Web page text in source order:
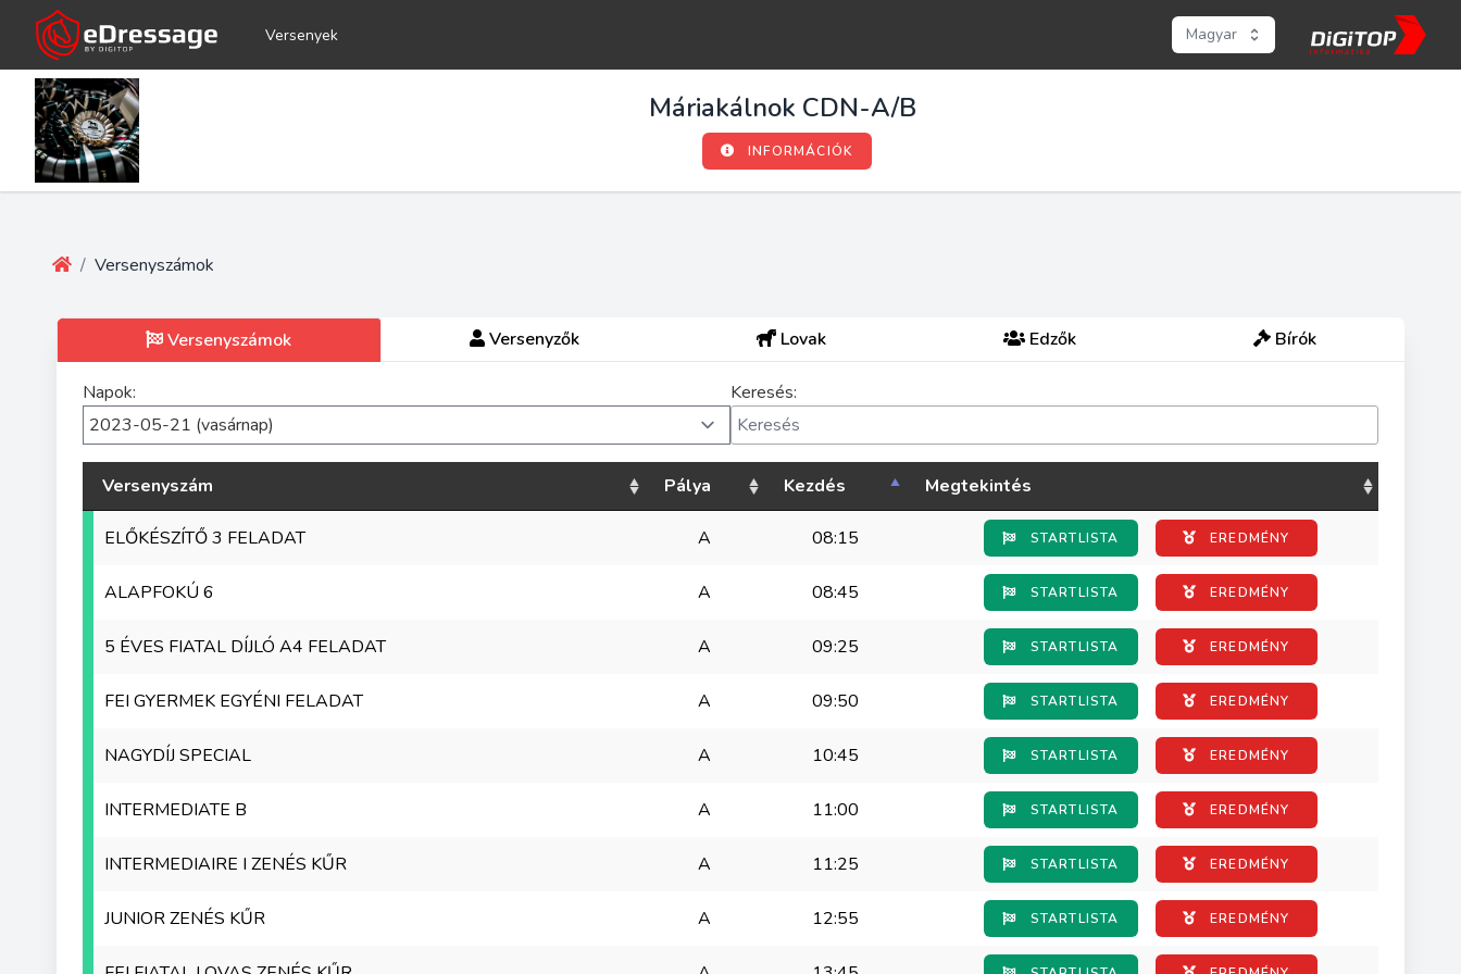
Versenyek Magyar
Máriakálnok CDN-A/B
INFORMÁCIÓK
/ Versenyszámok
Versenyszámok Versenyzők Lovak Edzők Bírók
Napok: Keresés:
Versenyszám Pálya Kezdés Megtekintés
ELŐKÉSZÍTŐ 3 FELADAT A 08:15 STARTLISTA EREDMÉNY
ALAPFOKÚ 6 A 08:45 STARTLISTA EREDMÉNY
5 ÉVES FIATAL DÍJLÓ A4 FELADAT A 09:25 STARTLISTA EREDMÉNY
FEI GYERMEK EGYÉNI FELADAT A 09:50 STARTLISTA EREDMÉNY
NAGYDÍJ SPECIAL A 10:45 STARTLISTA EREDMÉNY
INTERMEDIATE B A 11:00 STARTLISTA EREDMÉNY
INTERMEDIAIRE I ZENÉS KŰR A 11:25 STARTLISTA EREDMÉNY
JUNIOR ZENÉS KŰR A 12:55 STARTLISTA EREDMÉNY